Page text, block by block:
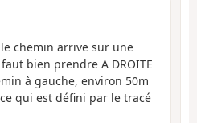
chemin arrive sur une
bien prendre A DROITE
à gauche, environ 50m
qui est défini par le tracé